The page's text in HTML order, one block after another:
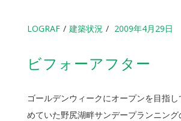
LOGRAF 建築状況 2009年4月29日
ビフォーアフター
ゴールデンウィークにオープンを目指
めていた野尻湖畔サンデープランニング